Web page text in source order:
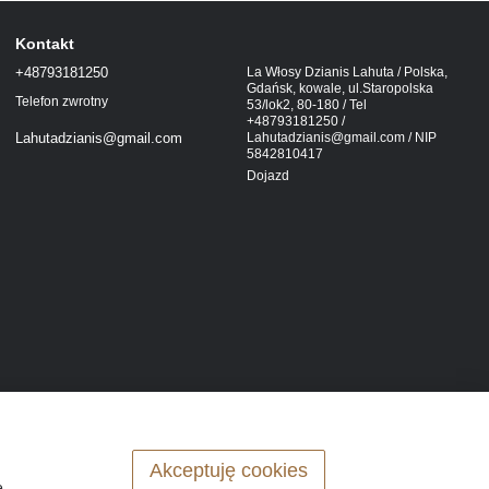
Kontakt
+48793181250
Telefon zwrotny
Lahutadzianis@gmail.com
La Włosy Dzianis Lahuta / Polska,
Gdańsk, kowale, ul.Staropolska
53/lok2, 80-180 / Tel
+48793181250 /
Lahutadzianis@gmail.com / NIP
5842810417
Dojazd
Akceptuję cookies